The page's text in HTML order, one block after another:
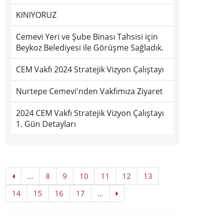
KINIYORUZ
Cemevi Yeri ve Şube Binası Tahsisi için
Beykoz Belediyesi ile Görüşme Sağladık.
CEM Vakfı 2024 Stratejik Vizyon Çalıştayı
Nurtepe Cemevi'nden Vakfımıza Ziyaret
2024 CEM Vakfı Stratejik Vizyon Çalıştayı
1. Gün Detayları
... 8 9 10 11 12
13
14
15 16 17 ...